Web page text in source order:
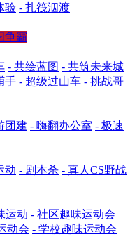
验 - 扎筏泅渡
争霸
- 共绘蓝图 - 共筑未来城
手 - 超级过山车 - 挑战哥
团建 - 嗨翻办公室 - 极速
动 - 剧本杀 - 真人CS野战
运动 - 社区趣味运动会
动会 - 学校趣味运动会